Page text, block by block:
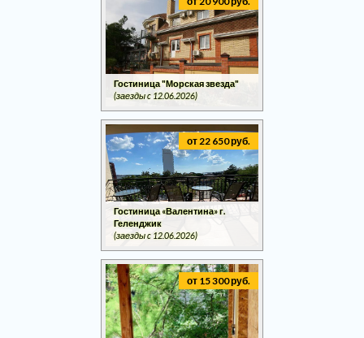
Гостиница "Морская звезда"
(заезды c 12.06.2026)
от 22 650 руб.
Гостиница «Валентина» г.
Геленджик
(заезды c 12.06.2026)
от 15 300 руб.